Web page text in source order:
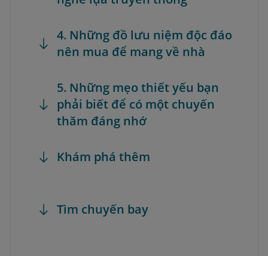
4. Những đồ lưu niệm độc đáo
nên mua để mang về nhà
5. Những mẹo thiết yếu bạn
phải biết để có một chuyến
thăm đáng nhớ
Khám phá thêm
Tìm chuyến bay